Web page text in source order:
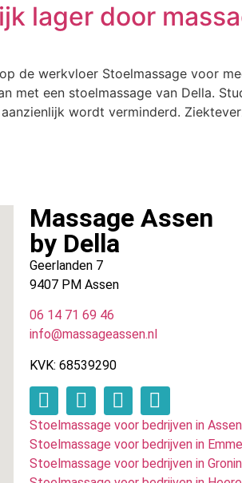
lager door
de werkvloer Stoelmassage voor
met een stoelmassage van Della.
wordt verminderd.
Massage Assen
by Della
Geerlanden 7
9407 PM Assen
06 14 71 69 46
info@massageassen.nl
KVK: 68539290
Stoelmassage voor bedrijven in Assen
Stoelmassage voor bedrijven in
Stoelmassage voor bedrijven in